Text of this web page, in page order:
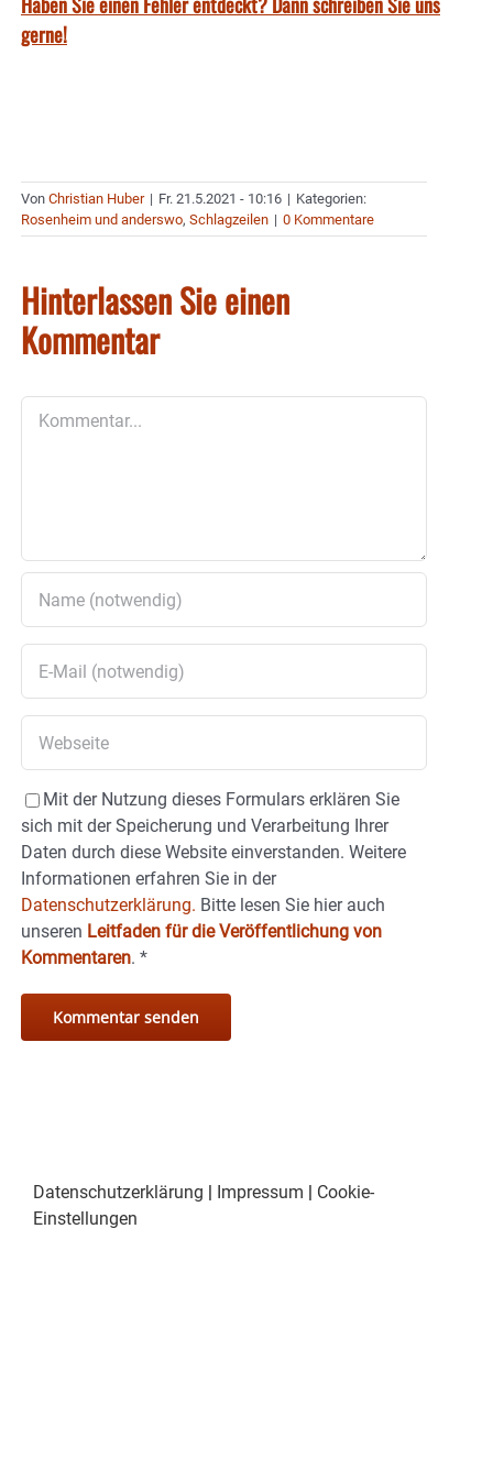
gerne!
Von Christian Huber | Fr. 21.5.2021 - 10:16 | Kategorien:
Rosenheim und anderswo, Schlagzeilen | 0 Kommentare
Hinterlassen Sie einen
Kommentar
Mit der Nutzung dieses Formulars erklären Sie
sich mit der Speicherung und Verarbeitung Ihrer
Daten durch diese Website einverstanden. Weitere
Informationen erfahren Sie in der
Datenschutzerklärung. Bitte lesen Sie hier auch
unseren Leitfaden für die Veröffentlichung von
Kommentaren. *
Datenschutzerklärung Impressum
Cookie-
Einstellungen